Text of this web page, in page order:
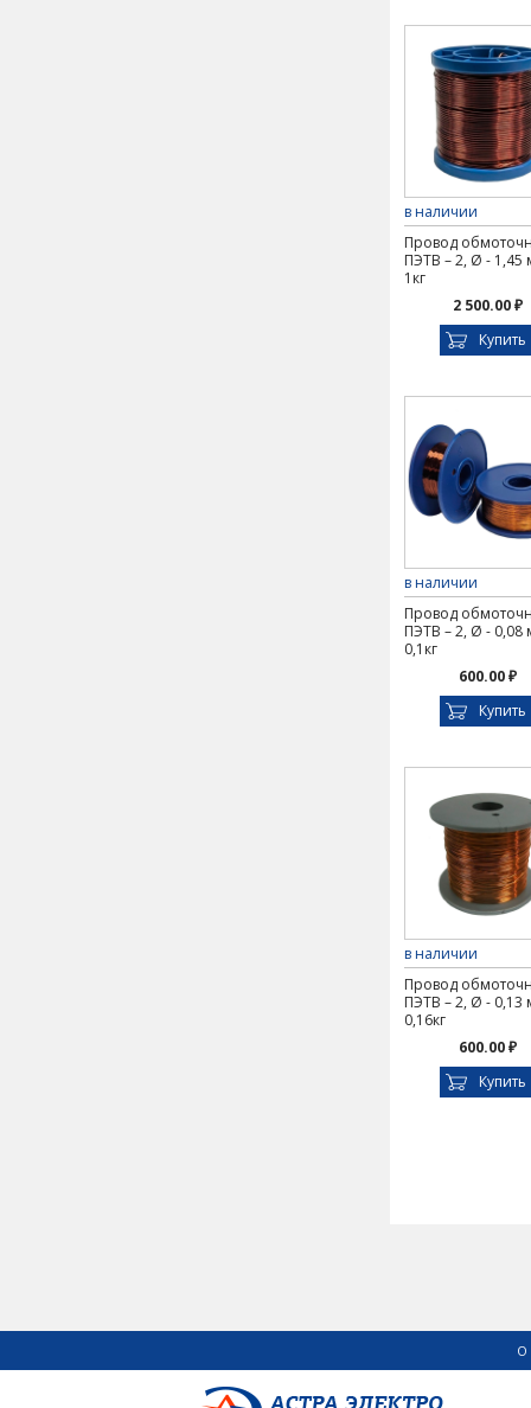
в наличии
Провод
ПЭТВ – 2, Ø - 1,45
1кг
2 500.00 ₽
Купить
в наличии
Провод
ПЭТВ – 2, Ø - 0,08
0,1кг
600.00 ₽
Купить
в наличии
Провод
ПЭТВ – 2, Ø - 0,13
0,16кг
600.00 ₽
Купить